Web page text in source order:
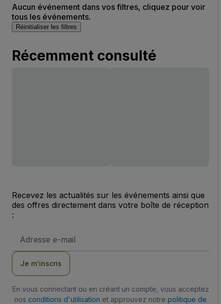
Aucun événement dans vos filtres, cliquez pour voir
tous les événements.
Réinitialiser les filtres
Récemment consulté
Recevez les actualités sur les événements ainsi que
des offres directement dans votre boîte de réception
:
e-
Je m’inscris
En vous connectant ou en créant un compte, vous acceptez
nos conditions d'utilisation et approuvez notre politique de